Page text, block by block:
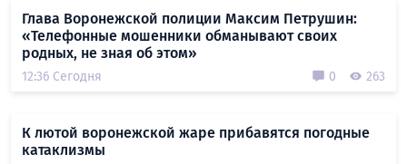
Глава Воронежской полиции Максим Петрушин:
«Телефонные мошенники обманывают своих
родных, не зная об этом»
12:36 Сегодня 0 263
К лютой воронежской жаре прибавятся погодные
катаклизмы